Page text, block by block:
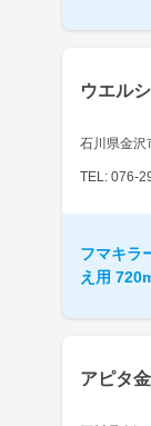
ウエル
石川県金沢
TEL: 076-
フマキラ
え用
アピタ